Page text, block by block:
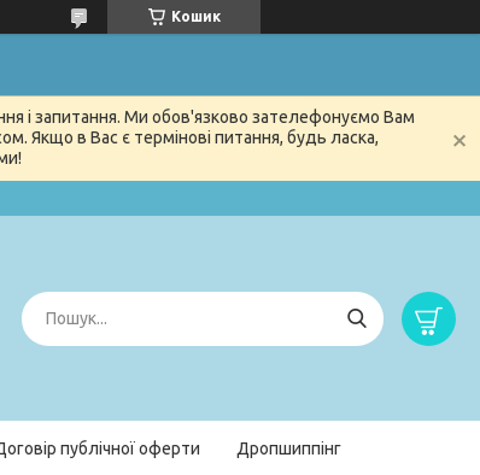
Кошик
і запитання. Ми обов'язково зателефонуємо Вам
Якщо в Вас є термінові питання, будь ласка,
публічної оферти Дропшиппінг